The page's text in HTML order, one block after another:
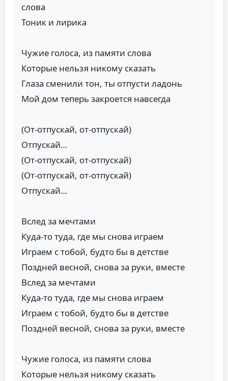
слова
Тоник и лирика
Чужие голоса, из памяти слова
Которые нельзя никому сказать
Глаза сменили тон, ты отпусти ладонь
Мой дом теперь закроется навсегда
(От-отпускай, от-отпускай)
Отпускай…
(От-отпускай, от-отпускай)
(От-отпускай, от-отпускай)
Отпускай…
Вслед за мечтами
Куда-то туда, где мы снова играем
Играем с тобой, будто бы в детстве
Поздней весной, снова за руки, вместе
Вслед за мечтами
Куда-то туда, где мы снова играем
Играем с тобой, будто бы в детстве
Поздней весной, снова за руки, вместе
Чужие голоса, из памяти слова
Которые нельзя никому сказать